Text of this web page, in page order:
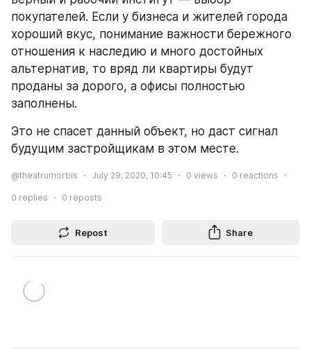
покупателей. Если у бизнеса и жителей города
хороший вкус, понимание важности бережного
отношения к наследию и много достойных
альтернатив, то вряд ли квартиры будут
проданы за дорого, а офисы полностью
заполнены.
Это не спасет данный объект, но даст сигнал
будущим застройщикам в этом месте.
@theatrumorbis July 29, 2020, 10:45 0 views 0 reactions
0 replies 0 reposts
Repost Share